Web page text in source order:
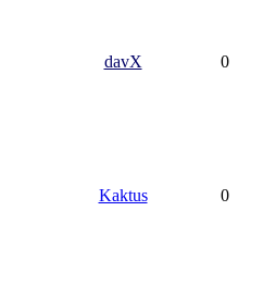
davX 0
Kaktus 0